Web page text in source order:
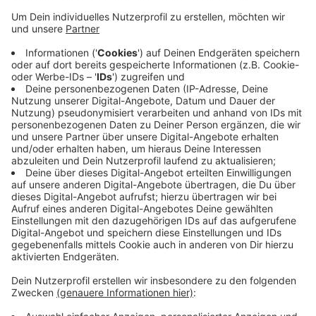
Nach dem tragischen Betriebsunfall am Sonntagabend
in einem Stahlunternehmen in Siegen ist die
Hilfsbereitschaft groß. Freunde haben eine
Spendenaktion gestartet, um die Familien der beiden
verstorbenen Arbeiter zu unterstützen. Mehr als 930
Menschen haben kleinere und größere Summen
gespendet – bis jetzt insgesamt mehr als 30 000 Euro.
Ziel sind 40 000 Euro. DieSpendensammlung ist auf
der Plattform GoFundMe gestartet worden. Deren
Sicherheitsteam hat die Aktion verifiziert – das soll
auch mit dem Auszahlplan für die Spendensumme
geschehen.
Anzeige